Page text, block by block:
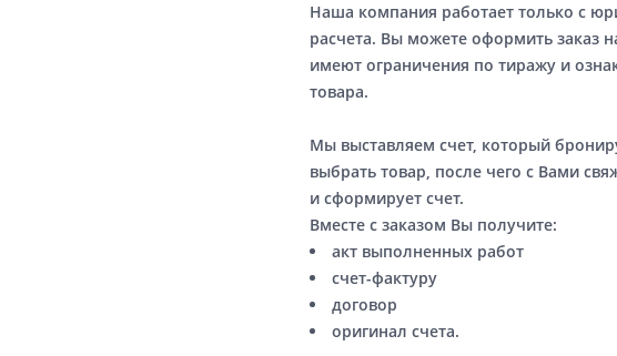
Наша компания работает только с
расчета. Вы можете оформить заказ
имеют ограничения по тиражу и
товара.
Мы выставляем счет, который
выбрать товар, после чего с Вами
и сформирует счет.
Вместе с заказом Вы получите:
акт выполненных работ
счет-фактуру
договор
оригинал счета.